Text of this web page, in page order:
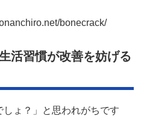
bonecrack/
活習慣が改善を妨げる
しょ？」と思われがちです